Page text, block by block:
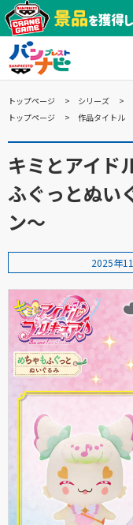
トップページ シリーズ
トップページ
作品タイトル
キミとアイド
ふぐっとぬい
ン～
2025年